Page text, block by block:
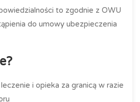
to zgodnie z OWU
do umowy ubezpieczenia
i opieka za granicą w razie